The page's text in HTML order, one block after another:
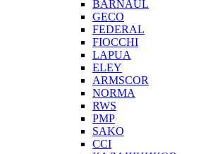
BARNAUL
GEСO
FEDERAL
FIOCCHI
LAPUA
ELEY
ARMSCOR
NORMA
RWS
PMP
SAKO
CCI